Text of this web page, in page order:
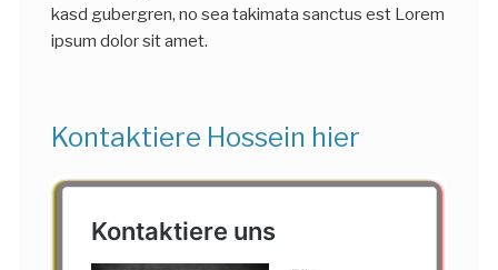
kasd gubergren, no sea takimata sanctus est Lorem
ipsum dolor sit amet.
Kontaktiere Hossein hier